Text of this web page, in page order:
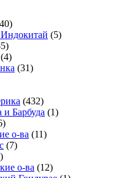
(5)
(4)
(31)
(432)
и Барбуда (1)
о-ва (11)
(7)
о-ва (12)